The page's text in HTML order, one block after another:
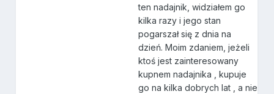
ten nadajnik, widziałem go
kilka razy i jego stan
pogarszał się z dnia na
dzień. Moim zdaniem, jeżeli
ktoś jest zainteresowany
kupnem nadajnika , kupuje
go na kilka dobrych lat , a nie